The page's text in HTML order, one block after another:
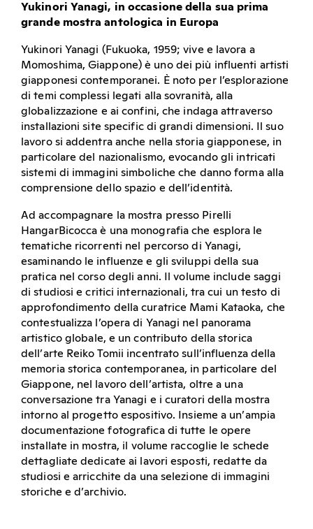
Yukinori Yanagi, in occasione della sua prima
grande mostra antologica in Europa
Yukinori Yanagi (Fukuoka, 1959; vive e lavora a
Momoshima, Giappone) è uno dei più influenti artisti
giapponesi contemporanei. È noto per l’esplorazione
di temi complessi legati alla sovranità, alla
globalizzazione e ai confini, che indaga attraverso
installazioni site specific di grandi dimensioni. Il suo
lavoro si addentra anche nella storia giapponese, in
particolare del nazionalismo, evocando gli intricati
sistemi di immagini simboliche che danno forma alla
comprensione dello spazio e dell’identità.
Ad accompagnare la mostra presso Pirelli
HangarBicocca è una monografia che esplora le
tematiche ricorrenti nel percorso di Yanagi,
esaminando le influenze e gli sviluppi della sua
pratica nel corso degli anni. Il volume include saggi
di studiosi e critici internazionali, tra cui un testo di
approfondimento della curatrice Mami Kataoka, che
contestualizza l’opera di Yanagi nel panorama
artistico globale, e un contributo della storica
dell’arte Reiko Tomii incentrato sull’influenza della
memoria storica contemporanea, in particolare del
Giappone, nel lavoro dell’artista, oltre a una
conversazione tra Yanagi e i curatori della mostra
intorno al progetto espositivo. Insieme a un’ampia
documentazione fotografica di tutte le opere
installate in mostra, il volume raccoglie le schede
dettagliate dedicate ai lavori esposti, redatte da
studiosi e arricchite da una selezione di immagini
storiche e d’archivio.